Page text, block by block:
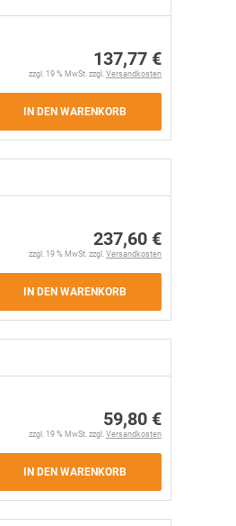
137,77 €
zzgl. 19 % MwSt. zzgl. Versandkosten
IN DEN WARENKORB
237,60 €
zzgl. 19 % MwSt. zzgl. Versandkosten
IN DEN WARENKORB
59,80 €
zzgl. 19 % MwSt. zzgl. Versandkosten
IN DEN WARENKORB